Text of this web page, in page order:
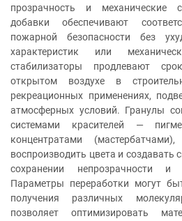
прозрачность и механические
добавки обеспечивают
пожарной безопасности без
характеристик или
стабилизаторы продлевают
открытом воздухе в
рекреационных применениях,
атмосферных условий. Гранулы
системами красителей —
концентратами
воспроизводить цвета и
сохранении непрозрачности и
Параметры переработки могут
получения различных
позволяет оптимизировать